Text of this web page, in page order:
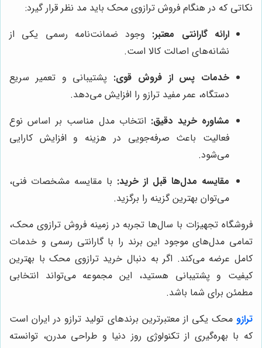
نکاتی که در هنگام فروش ترازوی محک باید مد نظر قرار گیرد:
ارائه گارانتی معتبر: وجود ضمانت‌نامه رسمی یکی از
نشانه‌های اصالت کالا است.
خدمات پس از فروش قوی: پشتیبانی و تعمیر سریع
دستگاه، عمر مفید ترازو را افزایش می‌دهد.
مشاوره خرید دقیق: انتخاب مدل مناسب بر اساس نوع
فعالیت باعث صرفه‌جویی در هزینه و افزایش کارایی
می‌شود.
مقایسه مدل‌ها قبل از خرید: با مقایسه مشخصات فنی،
می‌توان بهترین گزینه را برگزید.
فروشگاه تجهیزات با سال‌ها تجربه در زمینه فروش ترازوی محک،
تمامی مدل‌های موجود این برند را با گارانتی رسمی و خدمات
کامل عرضه می‌کند. اگر به دنبال خرید ترازوی محک با بهترین
کیفیت و پشتیبانی هستید، این مجموعه می‌تواند انتخابی
مطمئن برای شما باشد.
ترازو محک یکی از معتبرترین برندهای تولید ترازو در ایران است
که با بهره‌گیری از تکنولوژی روز دنیا و طراحی مدرن، توانسته